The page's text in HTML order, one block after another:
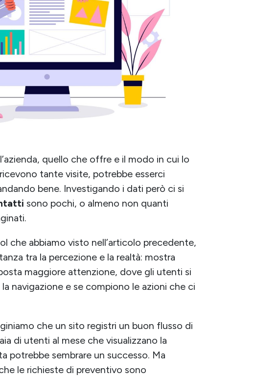
quello che offre e il modo in cui lo
tante visite, potrebbe esserci
bene. Investigando i dati però ci si
sono pochi, o almeno non quanti
che abbiamo visto nell’articolo precedente,
tra la percezione e la realtà: mostra
maggiore attenzione, dove gli utenti si
navigazione e se compiono le azioni che ci
che un sito registri un buon flusso di
di utenti al mese che visualizzano la
potrebbe sembrare un successo. Ma
le richieste di preventivo sono